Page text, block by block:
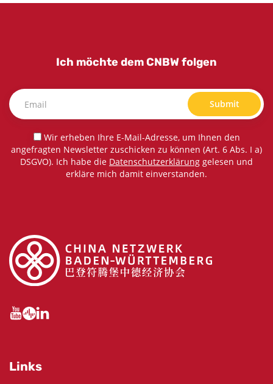
Ich möchte dem CNBW folgen
Submit
Wir erheben Ihre E-Mail-Adresse, um Ihnen den
angefragten Newsletter zuschicken zu können (Art. 6 Abs. I a)
DSGVO). Ich habe die Datenschutzerklärung gelesen und
erkläre mich damit einverstanden.
Links